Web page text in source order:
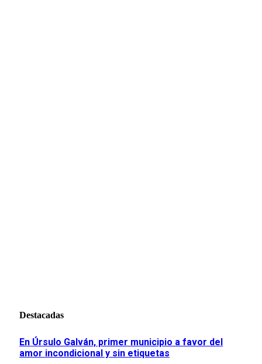
Destacadas
En Úrsulo Galván, primer municipio a favor del
amor incondicional y sin etiquetas